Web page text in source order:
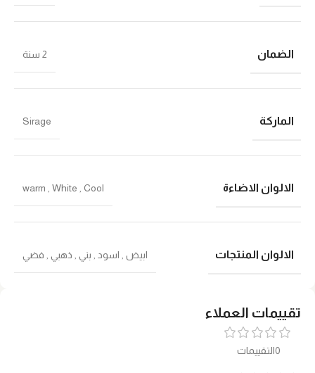
تقييمات العملاء
0التقييمات
الضمان 2 سنة
الماركة Sirage
الالوان الاضاءة warm White Cool
الالوان المنتجات ابيض اسود بني ذهبي فضي